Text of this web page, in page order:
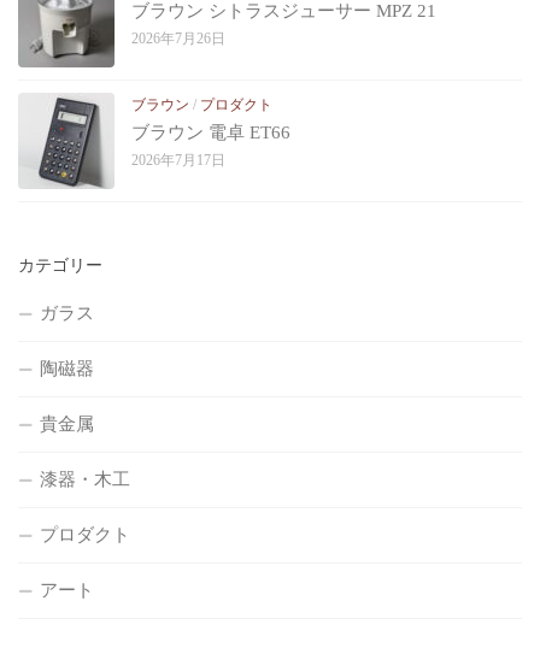
ブラウン シトラスジューサー MPZ 21
2026年7月26日
ブラウン / プロダクト
ブラウン 電卓 ET66
2026年7月17日
カテゴリー
ガラス
陶磁器
貴金属
漆器・木工
プロダクト
アート